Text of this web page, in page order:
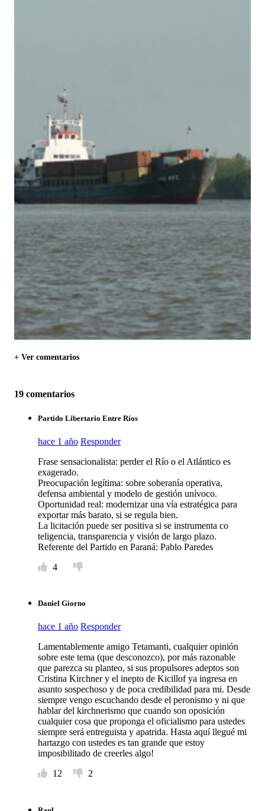
+ Ver comentarios
19 comentarios
Partido Libertario Entre Ríos
hace 1 año Responder
Frase sensacionalista: perder el Río o el Atlántico es
exagerado.
Preocupación legítima: sobre soberanía operativa,
defensa ambiental y modelo de gestión unívoco.
Oportunidad real: modernizar una vía estratégica para
exportar más barato, si se regula bien.
La licitación puede ser positiva si se instrumenta co
teligencia, transparencia y visión de largo plazo.
Referente del Partido en Paraná: Pablo Paredes
4
Daniel Giorno
hace 1 año Responder
Lamentablemente amigo Tetamanti, cualquier opinión
sobre este tema (que desconozco), por más razonable
que parezca su planteo, si sus propulsores adeptos son
Cristina Kirchner y el inepto de Kicillof ya ingresa en
asunto sospechoso y de poca credibilidad para mi. Desde
siempre vengo escuchando desde el peronismo y ni que
hablar del kirchnerismo que cuando son oposición
cualquier cosa que proponga el oficialismo para ustedes
siempre será entreguista y apatrida. Hasta aquí llegué mi
hartazgo con ustedes es tan grande que estoy
imposibilitado de creerles algo!
12
2